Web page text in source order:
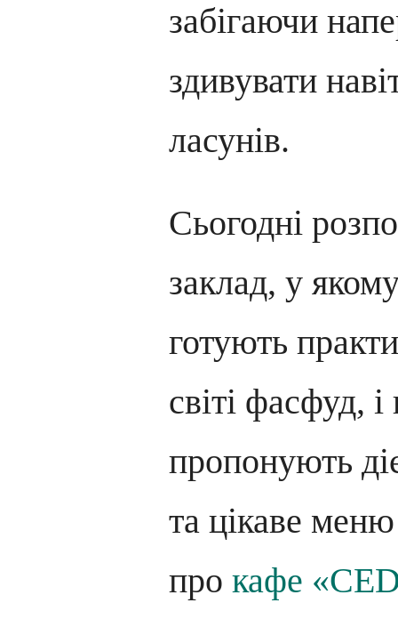
забігаючи
здивувати
ласунів.
Сьогодні
заклад, у
готують
світі фасфуд,
пропонують
та цікаве
про кафе